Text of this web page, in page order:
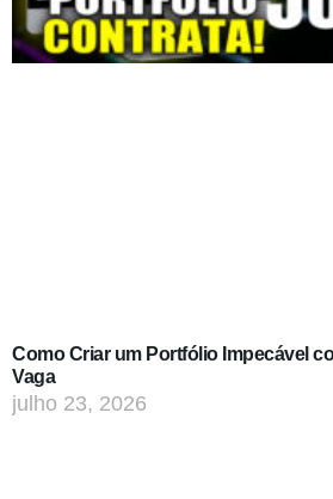
Como Criar um Portfólio Impecável
Vaga
julho 23, 2026